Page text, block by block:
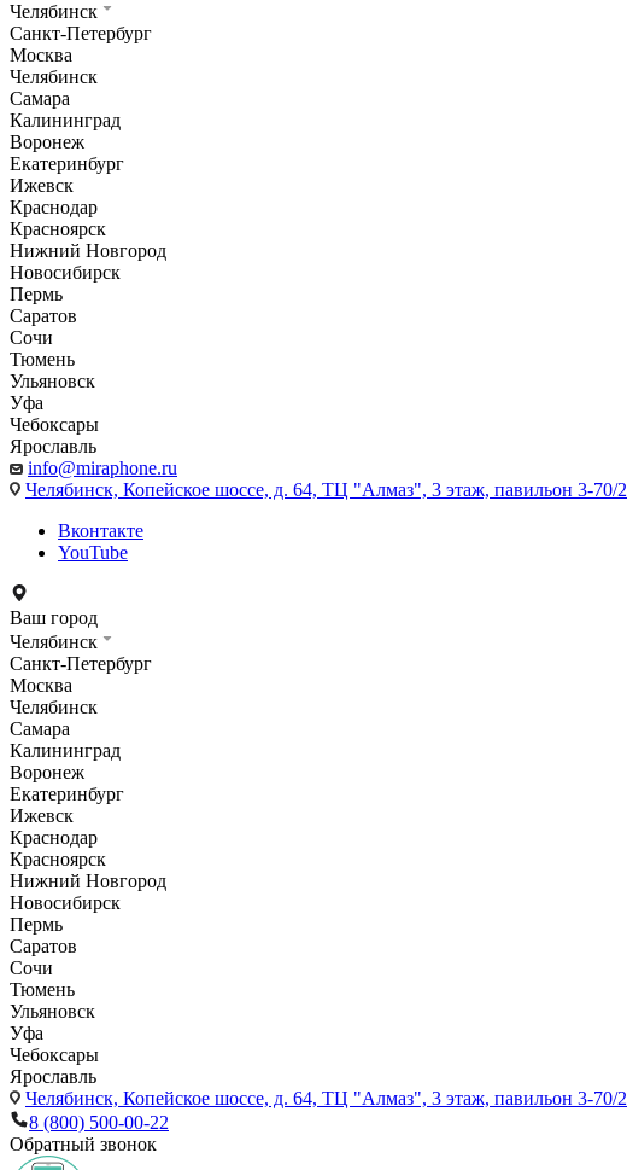
Челябинск
Санкт-Петербург
Москва
Челябинск
Самара
Калининград
Воронеж
Екатеринбург
Ижевск
Краснодар
Красноярск
Нижний Новгород
Новосибирск
Пермь
Саратов
Сочи
Тюмень
Ульяновск
Уфа
Чебоксары
Ярославль
info@miraphone.ru
Челябинск, Копейское шоссе, д. 64, ТЦ "Алмаз", 3 этаж, павильон 3-70/2
Вконтакте
YouTube
Ваш город
Челябинск
Санкт-Петербург
Москва
Челябинск
Самара
Калининград
Воронеж
Екатеринбург
Ижевск
Краснодар
Красноярск
Нижний Новгород
Новосибирск
Пермь
Саратов
Сочи
Тюмень
Ульяновск
Уфа
Чебоксары
Ярославль
Челябинск, Копейское шоссе, д. 64, ТЦ "Алмаз", 3 этаж, павильон 3-70/2
8 (800) 500-00-22
Обратный звонок